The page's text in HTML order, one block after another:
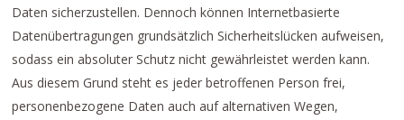
Daten sicherzustellen. Dennoch können Internetbasierte
Datenübertragungen grundsätzlich Sicherheitslücken aufweisen,
sodass ein absoluter Schutz nicht gewährleistet werden kann.
Aus diesem Grund steht es jeder betroffenen Person frei,
personenbezogene Daten auch auf alternativen Wegen,